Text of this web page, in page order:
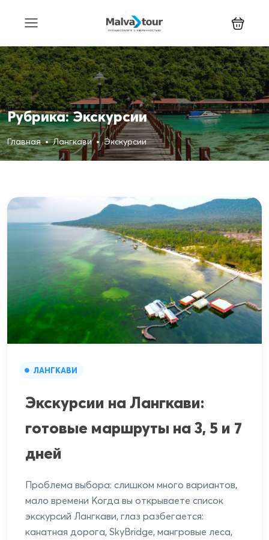
Рубрика:Экскурсии
Главная Лангкави Экскурсии
ЛАНГКАВИ
Экскурсии на Лангкави:
готовые маршруты на 3, 5 и 7
дней
Проблема выбора: слишком много вариантов,
мало времени Когда вы открываете список
экскурсий Лангкави, глаз разбегается:
канатная дорога, SkyBridge, мангровые леса,